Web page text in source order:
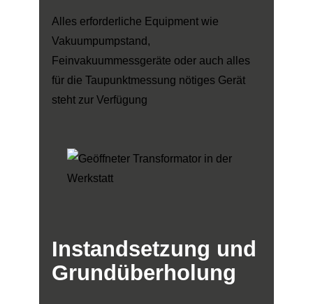
Alles erforderliche Equipment wie
Vakuumpumpstand,
Feinvakuummessgeräte oder auch alles
für die Taupunktmessung nötiges Gerät
steht zur Verfügung
Instandsetzung und
Grundüberholung